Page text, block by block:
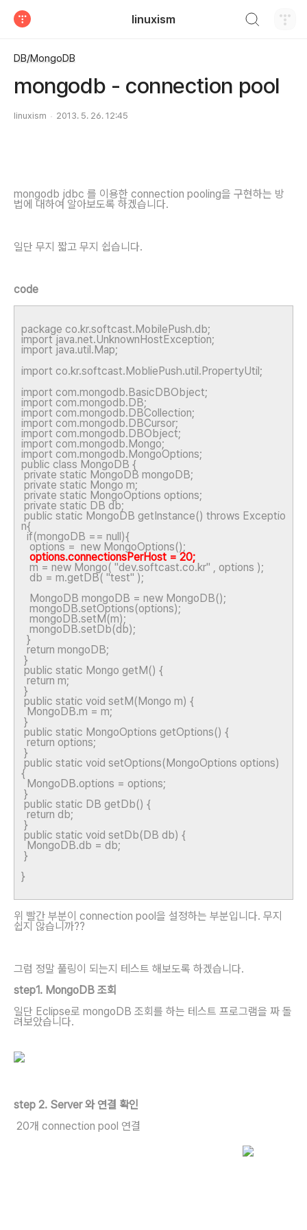
linuxism
DB/MongoDB
mongodb - connection pool
linuxism 2013. 5. 26. 12:45
mongodb jdbc 를 이용한 connection pooling을 구현하는 방
법에 대하여 알아보도록 하겠습니다.
일단 무지 짧고 무지 쉽습니다.
code
package co.kr.softcast.MobilePush.db;
import java.net.UnknownHostException;
import java.util.Map;
import co.kr.softcast.MobliePush.util.PropertyUtil;
import com.mongodb.BasicDBObject;
import com.mongodb.DB;
import com.mongodb.DBCollection;
import com.mongodb.DBCursor;
import com.mongodb.DBObject;
import com.mongodb.Mongo;
import com.mongodb.MongoOptions;
public class MongoDB {
private static MongoDB mongoDB;
private static Mongo m;
private static MongoOptions options;
private static DB db;
public static MongoDB getInstance() throws Exceptio
n{
if(mongoDB == null){
options = new MongoOptions();
options.connectionsPerHost = 20;
m = new Mongo( "dev.softcast.co.kr" , options );
db = m.getDB( "test" );
MongoDB mongoDB = new MongoDB();
mongoDB.setOptions(options);
mongoDB.setM(m);
mongoDB.setDb(db);
}
return mongoDB;
}
public static Mongo getM() {
return m;
}
public static void setM(Mongo m) {
MongoDB.m = m;
}
public static MongoOptions getOptions() {
return options;
}
public static void setOptions(MongoOptions options)
{
MongoDB.options = options;
}
public static DB getDb() {
return db;
}
public static void setDb(DB db) {
MongoDB.db = db;
}
}
위 빨간 부분이 connection pool을 설정하는 부분입니다. 무지
쉽지 않습니까??
그럼 정말 풀링이 되는지 테스트 해보도록 하겠습니다.
step1. MongoDB 조회
일단 Eclipse로 mongoDB 조회를 하는 테스트 프로그램을 짜 돌
려보았습니다.
step 2. Server 와 연결 확인
20개 connection pool 연결